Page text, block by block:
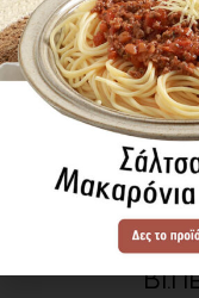
Η